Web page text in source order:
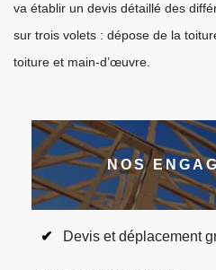
va établir un devis détaillé des
sur trois volets : dépose de la
toiture et main-d’œuvre.
NOS
Devis et déplacement